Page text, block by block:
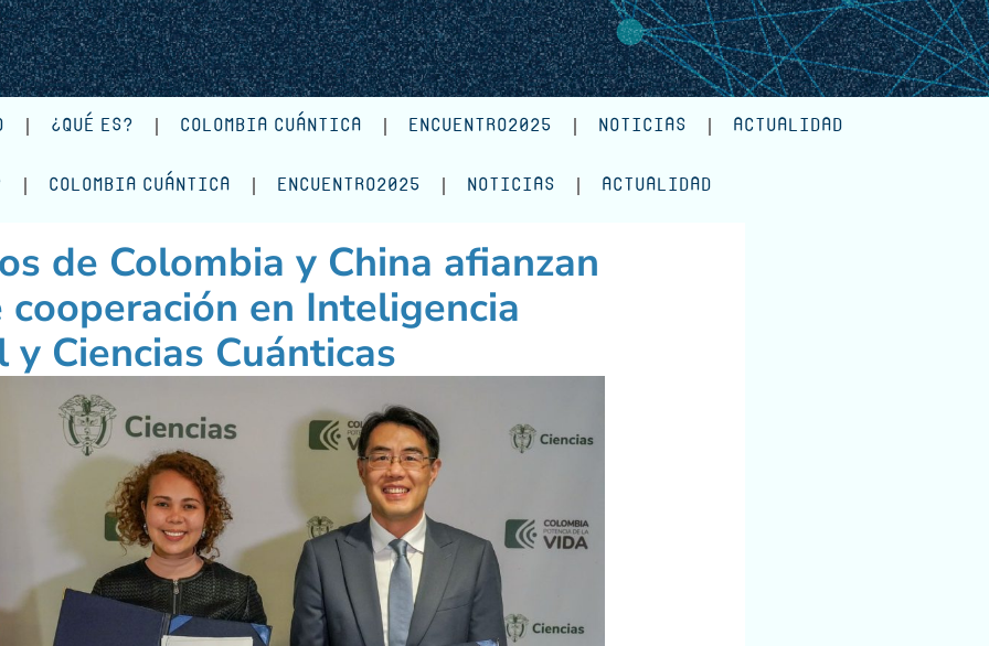
¿QUÉ ES? COLOMBIA CUÁNTICA ENCUENTRO2025 NOTICIAS ACTUALIDAD
COLOMBIA CUÁNTICA ENCUENTRO2025 NOTICIAS ACTUALIDAD
de Colombia y China afianzan
cooperación en Inteligencia
Ciencias Cuánticas